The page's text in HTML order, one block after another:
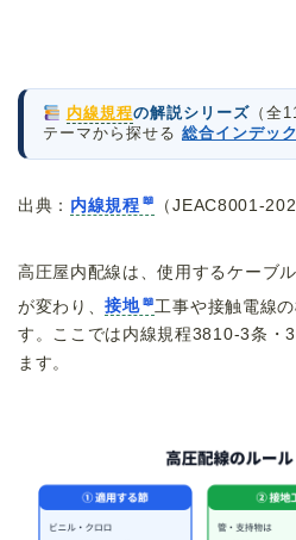
内線規程の解説シリーズ（全
テーマから探せる 総合インデッ
出典： 内線規程 （JEAC8001-
高圧屋内配線は、使用するケーブ
が変わり、接地
工事や接触電線
す。ここでは内線規程3810-3条・
ます。